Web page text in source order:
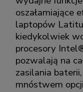
oszałamiające
laptopów
kiedykolwiek
procesory
pozwalają na
zasilania
mnóstwem